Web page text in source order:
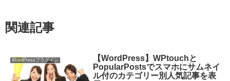
関連記事
WordPressプラグイン
【WordPress】WPtouchと
PopularPostsでスマホにサムネイ
ル付のカテゴリー別人気記事を表